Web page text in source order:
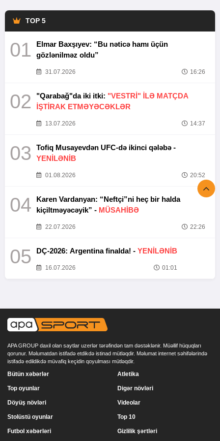
TOP 5
01
Elmar Baxşıyev: “Bu nəticə hamı üçün
gözlənilməz oldu”
31.07.2026 16:26
02 "Qarabağ"da iki itki: "VESTRİ" İLƏ MATÇDA
İŞTİRAK ETMƏYƏCƏKLƏR
13.07.2026 14:37
03
Tofiq Musayevdən UFC-də ikinci qələbə -
YENİLƏNİB
01.08.2026 20:52
04
Karen Vardanyan: “Neftçi”ni heç bir halda
kiçiltməyəcəyik” - MÜSAHİBƏ
22.07.2026 22:26
05 DÇ-2026: Argentina finalda! - YENİLƏNİB
16.07.2026 01:01
APA GROUP daxil olan saytlar uzerlər tərəfindən tam dəstəklənir. Müəllif hüquqları
qorunur. Məlumatdan istifadə etdikdə istinad mütləqdir. Məlumat internet səhifələrində
istifadə edildikdə müvafiq keçidin qoyulması mütləqdir.
Bütün xəbərlər
Top oyunlar
Döyüş növləri
Stolüstü oyunlar
Atletika
Digər növləri
Videolar
Top 10
Futbol xəbərləri Gizlilik şərtləri